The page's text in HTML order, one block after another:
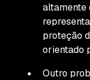
altamente
proteção
orientado
Outro